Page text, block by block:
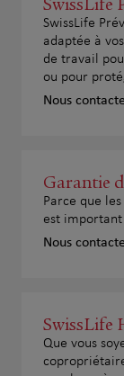
SwissLife
adaptée à
de travail
ou pour
Nous
Garantie
Parce que
est
Nous
SwissLife
Que vous